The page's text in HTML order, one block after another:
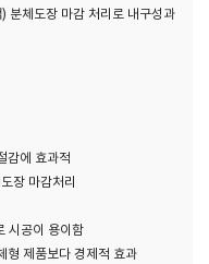
분체도장 마감 처리로 내구성과
감에 효과적
장 마감처리
시공이 용이함
형 제품보다 경제적 효과